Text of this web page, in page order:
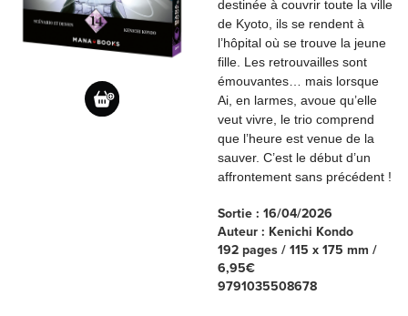
destinée à couvrir toute la ville
de Kyoto, ils se rendent à
l’hôpital où se trouve la jeune
fille. Les retrouvailles sont
émouvantes… mais lorsque
Ai, en larmes, avoue qu’elle
veut vivre, le trio comprend
que l’heure est venue de la
sauver. C’est le début d’un
affrontement sans précédent !
Sortie : 16/04/2026
Auteur : Kenichi Kondo
192 pages / 115 x 175 mm /
6,95€
9791035508678